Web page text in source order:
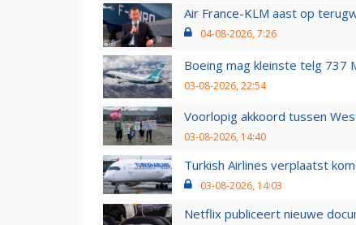
Air France-KLM aast op
04-08-2026, 7:26
Boeing mag kleinste telg 737
03-08-2026, 22:54
Voorlopig akkoord tussen
03-08-2026, 14:40
Turkish Airlines verplaatst
03-08-2026, 14:03
Netflix publiceert nieuwe